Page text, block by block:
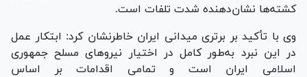
کشته‌ها نشان‌دهنده شدت تلفات است.
وی با تأکید بر برتری میدانی ایران خاطرنشان کرد: ابتکار عمل
در این نبرد به‌طور کامل در اختیار نیرو‌های مسلح جمهوری
اسلامی ایران است و تمامی اقدامات بر اساس